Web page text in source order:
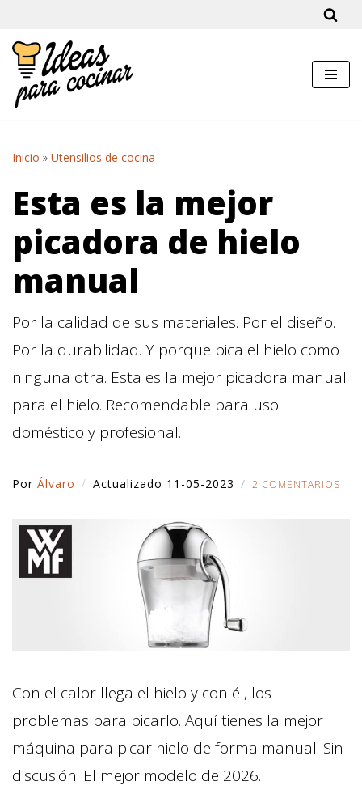
Saltar
al
contenido
Inicio » Utensilios de cocina
Esta es la mejor
picadora de hielo
manual
Por la calidad de sus materiales. Por el diseño.
Por la durabilidad. Y porque pica el hielo como
ninguna otra. Esta es la mejor picadora manual
para el hielo. Recomendable para uso
doméstico y profesional.
Por Álvaro Actualizado 11-05-2023 2 COMENTARIOS
Con el calor llega el hielo y con él, los
problemas para picarlo. Aquí tienes la mejor
máquina para picar hielo de forma manual. Sin
discusión. El mejor modelo de 2026.